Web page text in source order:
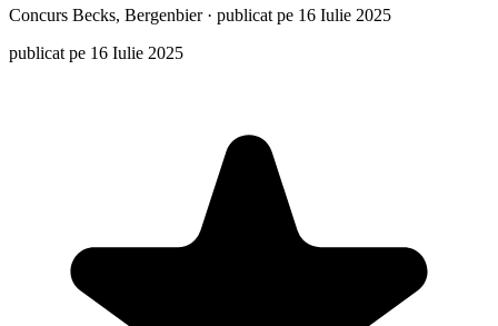
Concurs Becks, Bergenbier· publicat pe 16 Iulie 2025
publicat pe 16 Iulie 2025